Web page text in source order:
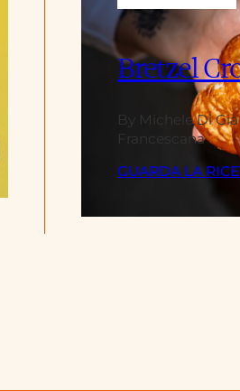
Bretzel
By Michele Di
Francescana
GUARDA LA